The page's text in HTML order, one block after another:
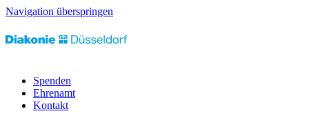
Navigation überspringen
Spenden
Ehrenamt
Kontakt